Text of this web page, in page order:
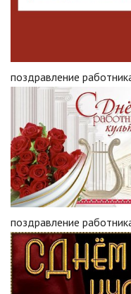
поздравление
поздравление